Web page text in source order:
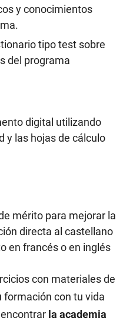
y conocimientos
tipo test sobre
del programa
digital utilizando
y las hojas de cálculo
mérito para mejorar la
directa al castellano
en francés o en inglés
con materiales de
con tu vida
la academia